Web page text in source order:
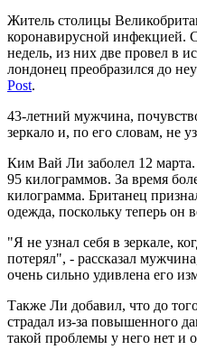
Житель столицы
коронавирусной инфекцией.
недель, из них две провел в
лондонец преобразился до
Post.
43-летний мужчина,
зеркало и, по его словам, не
Ким Вай Ли заболел 12
95 килограммов. За время
килограмма. Британец
одежда, поскольку теперь он
"Я не узнал себя в зеркале,
потерял", - рассказал
очень сильно удивлена его
Также Ли добавил, что до
страдал из-за повышенного
такой проблемы у него нет и